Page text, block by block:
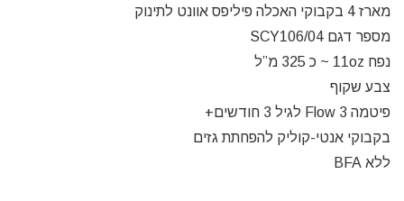
מארז 4 בקבוקי האכלה פיליפס אוונט לתינוק
מספר דגם SCY106/04
נפח 11oz ~ כ 325 מ”ל
צבע שקוף
פיטמה Flow 3 לגיל 3 חודשים+
בקבוקי אנטי-קוליק להפחתת גזים
ללא BFA